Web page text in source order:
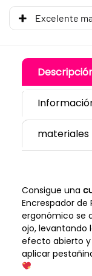
Excelente
materiales
Consigue una
Encrespador de
ergonómico se
ojo, levantando
efecto abierto y
aplicar